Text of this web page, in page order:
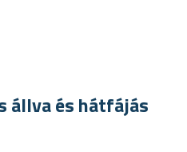
állva és hátfájás